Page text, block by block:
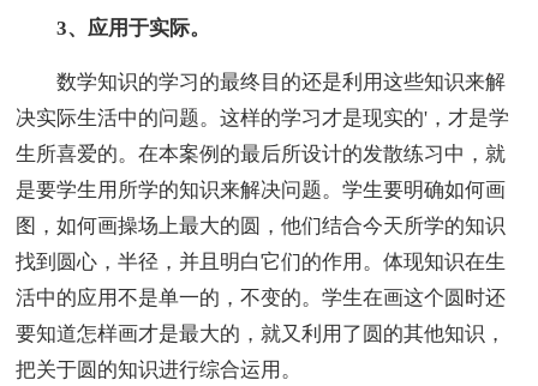
3、应用于实际。
数学知识的学习的最终目的还是利用这些知识来解
决实际生活中的问题。这样的学习才是现实的'，才是学
生所喜爱的。在本案例的最后所设计的发散练习中，就
是要学生用所学的知识来解决问题。学生要明确如何画
图，如何画操场上最大的圆，他们结合今天所学的知识
找到圆心，半径，并且明白它们的作用。体现知识在生
活中的应用不是单一的，不变的。学生在画这个圆时还
要知道怎样画才是最大的，就又利用了圆的其他知识，
把关于圆的知识进行综合运用。